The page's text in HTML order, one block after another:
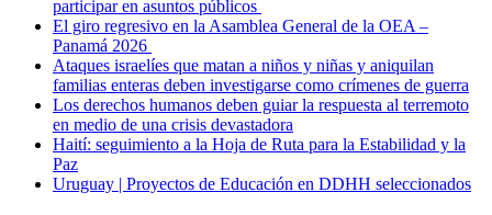
participar en asuntos públicos
El giro regresivo en la Asamblea General de la OEA –
Panamá 2026
Ataques israelíes que matan a niños y niñas y aniquilan
familias enteras deben investigarse como crímenes de guerra
Los derechos humanos deben guiar la respuesta al terremoto
en medio de una crisis devastadora
Haití: seguimiento a la Hoja de Ruta para la Estabilidad y la
Paz
Uruguay | Proyectos de Educación en DDHH seleccionados